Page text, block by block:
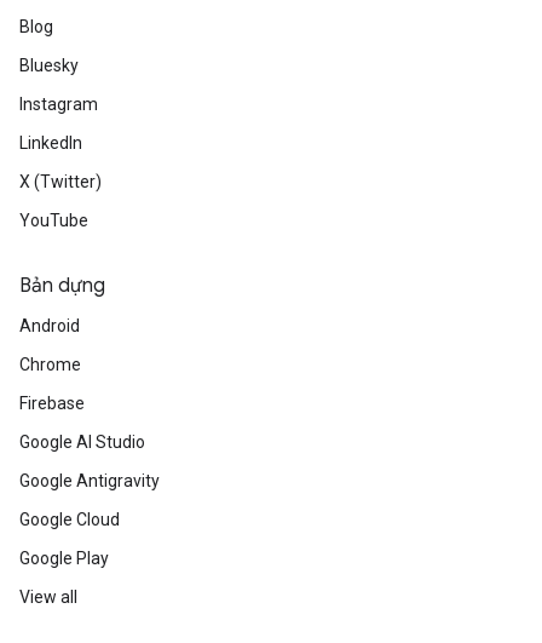
Blog
Bluesky
Instagram
LinkedIn
X (Twitter)
YouTube
Bản dựng
Android
Chrome
Firebase
Google AI Studio
Google Antigravity
Google Cloud
Google Play
View all